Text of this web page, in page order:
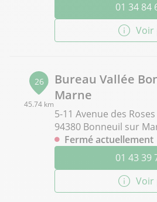
01 34 84
Voir
26
45.74 km
Bureau Vallée
Marne
5-11 Avenue des Roses
94380 Bonneuil sur
Fermé actuellement
01 43 39
Voir